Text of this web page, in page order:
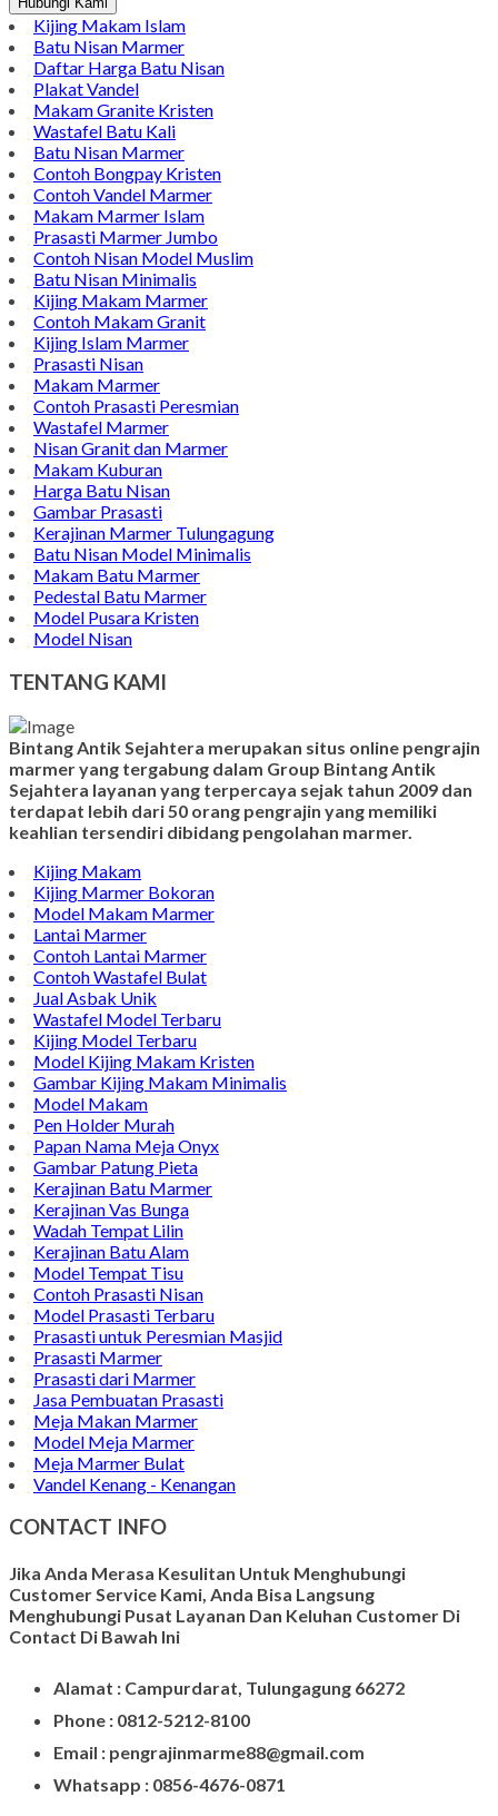
Kijing Makam Islam
Batu Nisan Marmer
Daftar Harga Batu Nisan
Plakat Vandel
Makam Granite Kristen
Wastafel Batu Kali
Batu Nisan Marmer
Contoh Bongpay Kristen
Contoh Vandel Marmer
Makam Marmer Islam
Prasasti Marmer Jumbo
Contoh Nisan Model Muslim
Batu Nisan Minimalis
Kijing Makam Marmer
Contoh Makam Granit
Kijing Islam Marmer
Prasasti Nisan
Makam Marmer
Contoh Prasasti Peresmian
Wastafel Marmer
Nisan Granit dan Marmer
Makam Kuburan
Harga Batu Nisan
Gambar Prasasti
Kerajinan Marmer Tulungagung
Batu Nisan Model Minimalis
Makam Batu Marmer
Pedestal Batu Marmer
Model Pusara Kristen
Model Nisan
TENTANG KAMI
Bintang Antik Sejahtera merupakan situs online pengrajin
marmer yang tergabung dalam Group Bintang Antik
Sejahtera layanan yang terpercaya sejak tahun 2009 dan
terdapat lebih dari 50 orang pengrajin yang memiliki
keahlian tersendiri dibidang pengolahan marmer.
Kijing Makam
Kijing Marmer Bokoran
Model Makam Marmer
Lantai Marmer
Contoh Lantai Marmer
Contoh Wastafel Bulat
Jual Asbak Unik
Wastafel Model Terbaru
Kijing Model Terbaru
Model Kijing Makam Kristen
Gambar Kijing Makam Minimalis
Model Makam
Pen Holder Murah
Papan Nama Meja Onyx
Gambar Patung Pieta
Kerajinan Batu Marmer
Kerajinan Vas Bunga
Wadah Tempat Lilin
Kerajinan Batu Alam
Model Tempat Tisu
Contoh Prasasti Nisan
Model Prasasti Terbaru
Prasasti untuk Peresmian Masjid
Prasasti Marmer
Prasasti dari Marmer
Jasa Pembuatan Prasasti
Meja Makan Marmer
Model Meja Marmer
Meja Marmer Bulat
Vandel Kenang - Kenangan
CONTACT INFO
Jika Anda Merasa Kesulitan Untuk Menghubungi
Customer Service Kami, Anda Bisa Langsung
Menghubungi Pusat Layanan Dan Keluhan Customer Di
Contact Di Bawah Ini
Alamat : Campurdarat, Tulungagung 66272
Phone : 0812-5212-8100
Email : pengrajinmarme88@gmail.com
Whatsapp : 0856-4676-0871